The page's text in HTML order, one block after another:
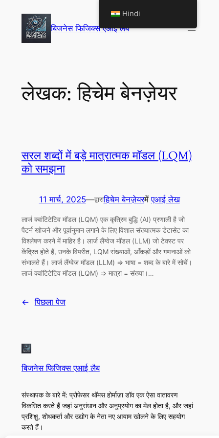
बिजनेस फिजिक्स एआई लैब
लेखक:हिचेम बेनज़ेयर
सरल शब्दों में बड़े मात्रात्मक मॉडल (LQM)
को समझना
11 मार्च, 2025—द्वाराहिचेम बेनज़ेयरमेंएआई लेख
लार्ज क्वांटिटेटिव मॉडल (LQM) एक कृत्रिम बुद्धि (AI) प्रणाली है जो
पैटर्न खोजने और पूर्वानुमान लगाने के लिए विशाल संख्यात्मक डेटासेट का
विश्लेषण करने में माहिर है। लार्ज लैंग्वेज मॉडल (LLM) जो टेक्स्ट पर
केंद्रित होते हैं, उनके विपरीत, LQM संख्याओं, आँकड़ों और गणनाओं को
संभालते हैं। लार्ज लैंग्वेज मॉडल (LLM) => भाषा = शब्द के बारे में सोचें।
लार्ज क्वांटिटेटिव मॉडल (LQM) => मात्रा = संख्या।…
← पिछला पेज
बिजनेस फिजिक्स एआई लैब
संस्थापक के बारे में: प्रोफेसर थॉमस होर्माज़ा डॉव एक ऐसा वातावरण
विकसित करते हैं जहां अनुसंधान और अनुप्रयोग का मेल होता है, और जहां
प्रशिक्षु, शोधकर्ता और उद्योग के नेता नए आयाम खोलने के लिए सहयोग
करते हैं।
Hindi